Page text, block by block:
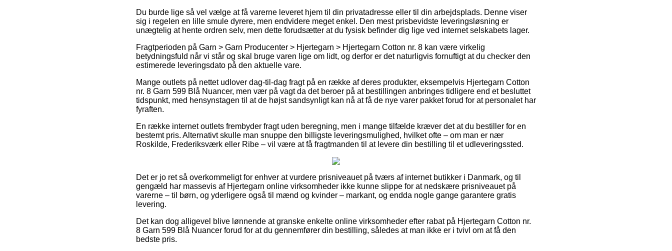
Du burde lige så vel vælge at få varerne leveret hjem til din privatadresse eller til din arbejdsplads. Denne viser
sig i regelen en lille smule dyrere, men endvidere meget enkel. Den mest prisbevidste leveringsløsning er
unægtelig at hente ordren selv, men dette forudsætter at du fysisk befinder dig lige ved internet selskabets lager.
Fragtperioden på Garn > Garn Producenter > Hjertegarn > Hjertegarn Cotton nr. 8 kan være virkelig
betydningsfuld når vi står og skal bruge varen lige om lidt, og derfor er det naturligvis fornuftigt at du checker den
estimerede leveringsdato på den aktuelle vare.
Mange outlets på nettet udlover dag-til-dag fragt på en række af deres produkter, eksempelvis Hjertegarn Cotton
nr. 8 Garn 599 Blå Nuancer, men vær på vagt da det beroer på at bestillingen anbringes tidligere end et besluttet
tidspunkt, med hensynstagen til at de højst sandsynligt kan nå at få de nye varer pakket forud for at personalet har
fyraften.
En række internet outlets frembyder fragt uden beregning, men i mange tilfælde kræver det at du bestiller for en
bestemt pris. Alternativt skulle man snuppe den billigste leveringsmulighed, hvilket ofte – om man er nær
Roskilde, Frederiksværk eller Ribe – vil være at få fragtmanden til at levere din bestilling til et udleveringssted.
Det er jo ret så overkommeligt for enhver at vurdere prisniveauet på tværs af internet butikker i Danmark, og til
gengæld har massevis af Hjertegarn online virksomheder ikke kunne slippe for at nedskære prisniveauet på
varerne – til børn, og yderligere også til mænd og kvinder – markant, og endda nogle gange garantere gratis
levering.
Det kan dog alligevel blive lønnende at granske enkelte online virksomheder efter rabat på Hjertegarn Cotton nr.
8 Garn 599 Blå Nuancer forud for at du gennemfører din bestilling, således at man ikke er i tvivl om at få den
bedste pris.